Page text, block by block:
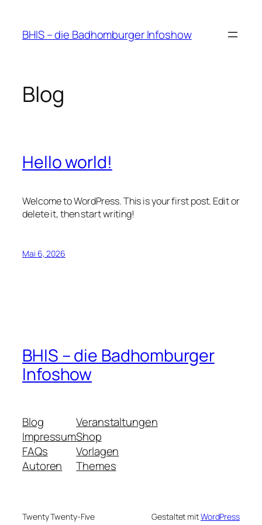
springen
BHIS – die Badhomburger Infoshow
Blog
Hello world!
Welcome to WordPress. This is your first post. Edit or
delete it, then start writing!
Mai 6, 2026
BHIS – die Badhomburger
Infoshow
Blog
Impressum
FAQs
Autoren
Veranstaltungen
Shop
Vorlagen
Themes
Twenty Twenty-Five Gestaltet mitWordPress